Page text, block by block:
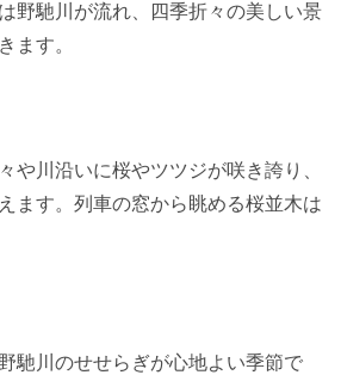
野馳川が流れ、四季折々の美しい景
ます。
や川沿いに桜やツツジが咲き誇り、
ます。列車の窓から眺める桜並木は
馳川のせせらぎが心地よい季節で